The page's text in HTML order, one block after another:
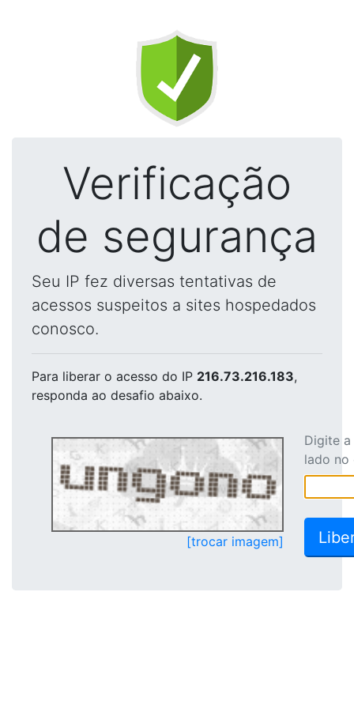
Verificação
de segurança
Seu IP fez diversas tentativas de
acessos suspeitos a sites hospedados
conosco.
Para liberar o acesso do IP 216.73.216.183,
responda ao desafio abaixo.
[trocar imagem]
Digite
lado no